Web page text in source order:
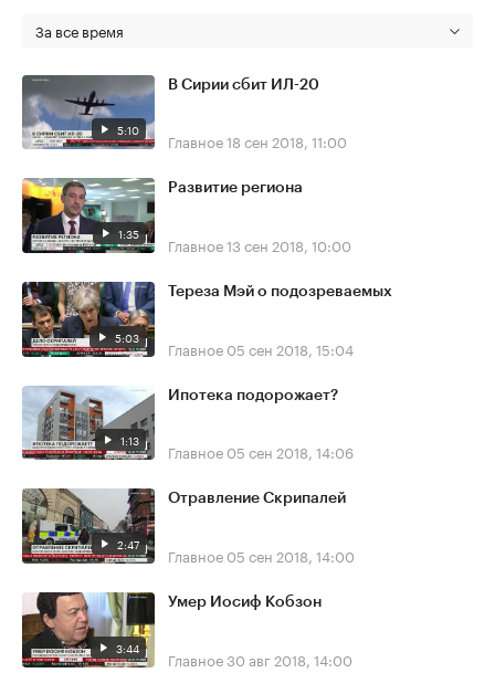
За все время
5:10
В Сирии сбит ИЛ-20
Главное18 сен 2018, 11:00
1:35
Развитие региона
Главное13 сен 2018, 10:00
5:03
Тереза Мэй о подозреваемых
Главное 05 сен 2018, 15:04
1:13
Ипотека подорожает?
Главное 05 сен 2018, 14:06
2:47
Отравление Скрипалей
Главное 05 сен 2018, 14:00
3:44
Умер Иосиф Кобзон
Главное30 авг 2018, 14:00